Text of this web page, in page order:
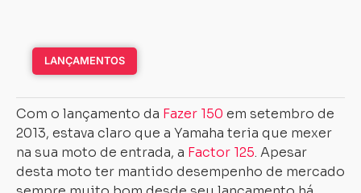
LANÇAMENTOS
Com o lançamento da Fazer 150 em setembro de
2013, estava claro que a Yamaha teria que mexer
na sua moto de entrada, a Factor 125. Apesar
desta moto ter mantido desempenho de mercado